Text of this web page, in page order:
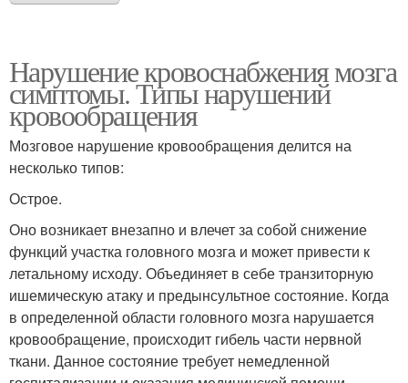
Нарушение кровоснабжения мозга
симптомы. Типы нарушений
кровообращения
Мозговое нарушение кровообращения делится на
несколько типов:
Острое.
Оно возникает внезапно и влечет за собой снижение
функций участка головного мозга и может привести к
летальному исходу. Объединяет в себе транзиторную
ишемическую атаку и предынсультное состояние. Когда
в определенной области головного мозга нарушается
кровообращение, происходит гибель части нервной
ткани. Данное состояние требует немедленной